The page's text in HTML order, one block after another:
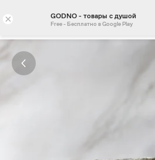
× GODNO - товары с душой
Free - Бесплатно в Google Play